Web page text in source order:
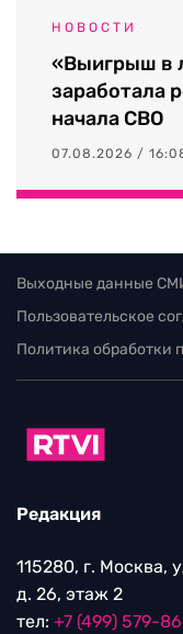
НОВОСТИ
«Выигрыш в
заработала
начала СВО
07.08.2026 /
Выходные данные
Пользовательское
Политика обработки
Редакция
115280, г. Москва,
д. 26, этаж 2
тел: +7 (499) 579-